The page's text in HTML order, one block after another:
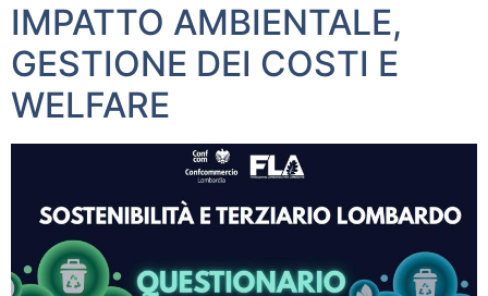
IMPATTO AMBIENTALE,
GESTIONE DEI COSTI E
WELFARE